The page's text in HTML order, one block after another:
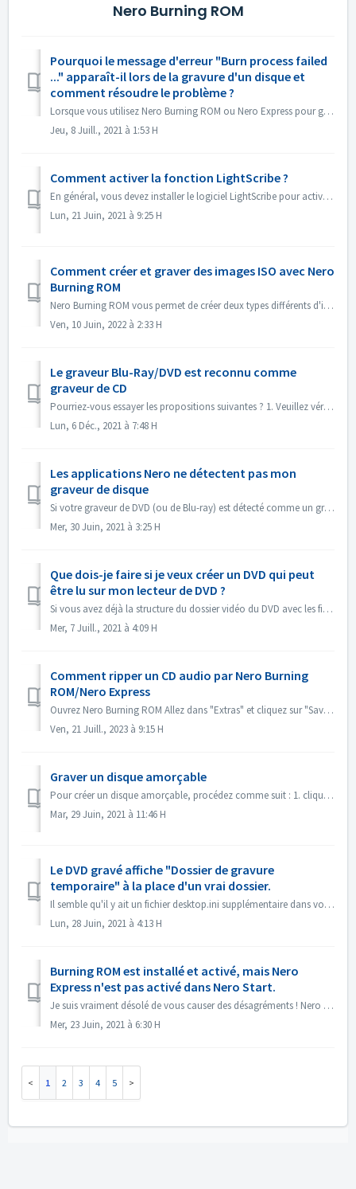
Nero Burning ROM
Pourquoi le message d'erreur "Burn process failed
..." apparaît-il lors de la gravure d'un disque et
comment résoudre le problème ?
Lorsque vous utilisez Nero Burning ROM ou Nero Express pour graver du contenu sur un disque, vous pouvez rencontrer le message d'erreur " Burn proc...
Jeu, 8 Juill., 2021 à 1:53 H
Comment activer la fonction LightScribe ?
En général, vous devez installer le logiciel LightScribe pour activer les fonctionnalités de LightScribe. https://lightscribesoftware.org/ Contactez-nous ...
Lun, 21 Juin, 2021 à 9:25 H
Comment créer et graver des images ISO avec Nero
Burning ROM
Nero Burning ROM vous permet de créer deux types différents d'images de disque. Les "fichiers image Nero" (*.nrg) sont constitués d'un fo...
Ven, 10 Juin, 2022 à 2:33 H
Le graveur Blu-Ray/DVD est reconnu comme
graveur de CD
Pourriez-vous essayer les propositions suivantes ? 1. Veuillez vérifier s'il existe un nouveau pilote pour votre graveur et un nouveau firmware. S'...
Lun, 6 Déc., 2021 à 7:48 H
Les applications Nero ne détectent pas mon
graveur de disque
Si votre graveur de DVD (ou de Blu-ray) est détecté comme un graveur de CD, veuillez consulter cet article : https://nerosupport.freshdesk.com/en/support/s...
Mer, 30 Juin, 2021 à 3:25 H
Que dois-je faire si je veux créer un DVD qui peut
être lu sur mon lecteur de DVD ?
Si vous avez déjà la structure du dossier vidéo du DVD avec les fichiers .VOB, .IFO/.BUP, vous pouvez utiliser Nero BurningROM pour graver le DVD. 1. Nouvea...
Mer, 7 Juill., 2021 à 4:09 H
Comment ripper un CD audio par Nero Burning
ROM/Nero Express
Ouvrez Nero Burning ROM Allez dans "Extras" et cliquez sur "Save Audio Tracks". Dans l'onglet "source", sélectionnez le...
Ven, 21 Juill., 2023 à 9:15 H
Graver un disque amorçable
Pour créer un disque amorçable, procédez comme suit : 1. cliquez sur le bouton Nouveau dans l'écran principal de Nero Burning ROM. ->La fenêtre Nouv...
Mar, 29 Juin, 2021 à 11:46 H
Le DVD gravé affiche "Dossier de gravure
temporaire" à la place d'un vrai dossier.
Il semble qu'il y ait un fichier desktop.ini supplémentaire dans vos fichiers sources. L'explorateur lit ce fichier et trouve que ce dossier particu...
Lun, 28 Juin, 2021 à 4:13 H
Burning ROM est installé et activé, mais Nero
Express n'est pas activé dans Nero Start.
Je suis vraiment désolé de vous causer des désagréments ! Nero Express n'est pas contenu dans le produit autonome Nero BurningRom. Nero Express est ve...
Mer, 23 Juin, 2021 à 6:30 H
1 2 3 4 5